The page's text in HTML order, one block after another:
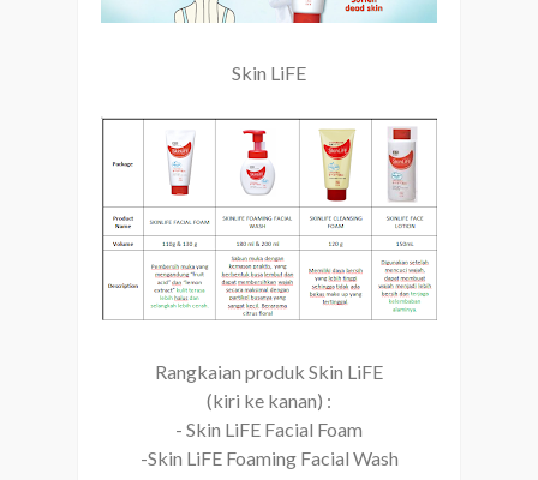
Skin LiFE
Rangkaian produk Skin LiFE
(kiri ke kanan) :
- Skin LiFE Facial Foam
-Skin LiFE Foaming Facial Wash